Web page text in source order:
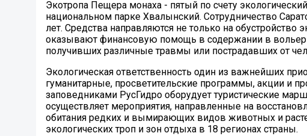
Экотропа Пещера монаха - пятый по счету
национальном парке Хвалынский. Сотрудничество
лет. Средства направляются не только на обустройство
оказывают финансовую помощь в содержании в
получивших различные травмы или пострадавших от
Экологическая ответственность один из важнейших
гуманитарные, просветительские программы, акции и
заповедниками РусГидро оборудует туристические
осуществляет мероприятия, направленные на
обитания редких и вымирающих видов животных и
экологических троп и зон отдыха в 18 регионах страны.